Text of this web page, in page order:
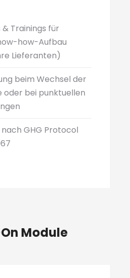
Trainings für
how-Aufbau
Lieferanten)
beim Wechsel der
oder bei punktuellen
GHG Protocol
Module